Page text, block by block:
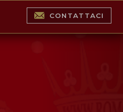
CONTATTACI